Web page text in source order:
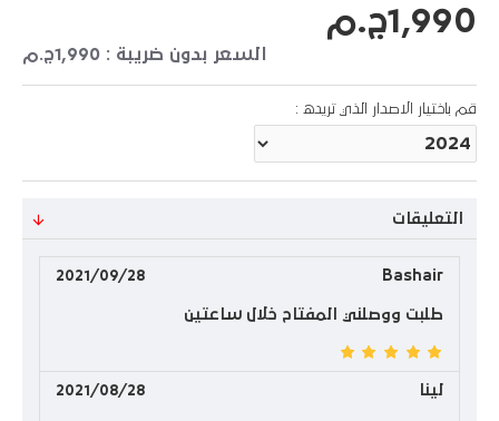
1,990ج.م
السعر بدون ضريبة : 1,990ج.م
قم باختيار الاصدار الذي تريده :
التعليقات
Bashair
2021/09/28
طلبت ووصلني المفتاح خلال ساعتين
لينا 2021/08/28